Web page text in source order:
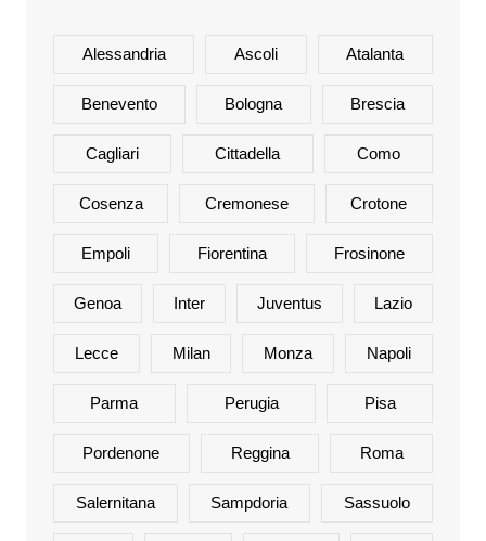
Alessandria Ascoli Atalanta
Benevento Bologna Brescia
Cagliari Cittadella Como
Cosenza Cremonese Crotone
Empoli Fiorentina Frosinone
Genoa Inter Juventus Lazio
Lecce Milan Monza Napoli
Parma Perugia Pisa
Pordenone Reggina Roma
Salernitana Sampdoria Sassuolo